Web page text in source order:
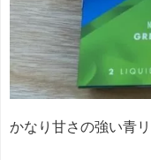
かなり甘さの強い青